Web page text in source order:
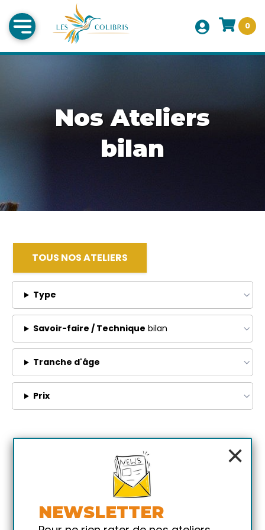
0
Nos Ateliers
bilan
TOUS NOS ATELIERS
Type
Savoir-faire / Technique bilan
Tranche d'âge
Prix
×
NEWSLETTER